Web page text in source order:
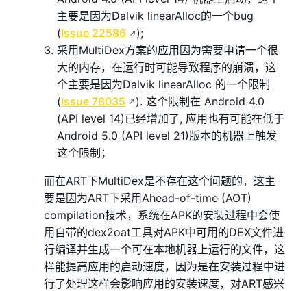
主要是因为Dalvik linearAlloc的一个bug
(Issue 22586
);
采用MultiDex方案的应用因为需要申请一个很
大的内存，在运行时可能导致程序的崩溃，这
个主要是因为Dalvik linearAlloc 的一个限制
(Issue 78035
). 这个限制在 Android 4.0
(API level 14)已经增加了, 应用也有可能在低于
Android 5.0 (API level 21)版本的机器上触发
这个限制；
而在ART下MultiDex是不存在这个问题的，这主
要是因为ART下采用Ahead-of-time (AOT)
compilation技术，系统在APK的安装过程中会使
用自带的dex2oat工具对APK中可用的DEX文件进
行编译并生成一个可在本地机器上运行的文件，这
样能提高应用的启动速度，因为是在安装过程中进
行了处理这样会影响应用的安装速度，对ART感兴